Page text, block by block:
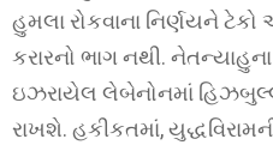
હુમલા રોકવાના નિર્ણયને
કરારનો ભાગ નથી.
ઇઝરાયેલ લેબેનોનમાં
રાખશે. હકીકતમાં,